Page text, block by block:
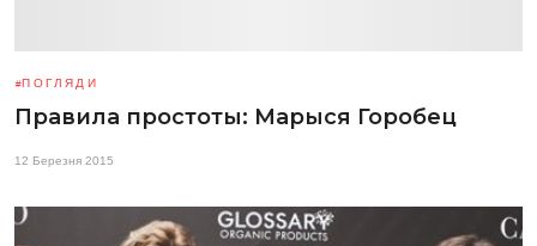
ПОГЛЯДИ
Правила простоты: Марыся Горобец
12 Березня 2015